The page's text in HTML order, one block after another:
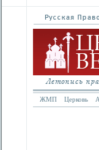
ЖМП Церковь